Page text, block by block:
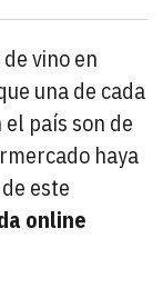
vino en
una de cada
país son de
haya
este
online